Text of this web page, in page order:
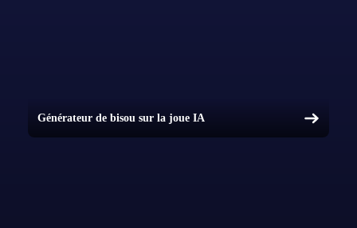
Générateur de bisou sur la joue IA